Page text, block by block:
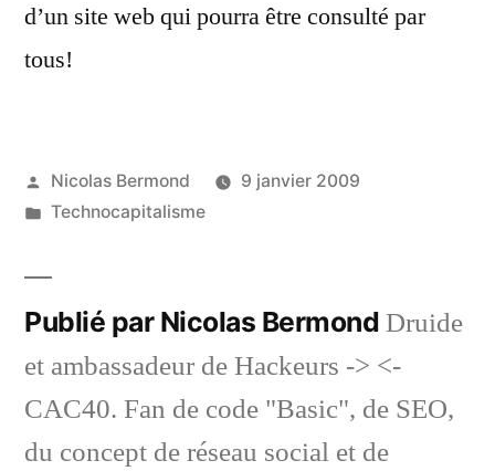
d’un site web qui pourra être consulté par
tous!
Publié
par
Nicolas Bermond
9 janvier 2009
Publié
Technocapitalisme
Publié par Nicolas Bermond Druide
et ambassadeur de Hackeurs -> <-
CAC40. Fan de code "Basic", de SEO,
du concept de réseau social et de